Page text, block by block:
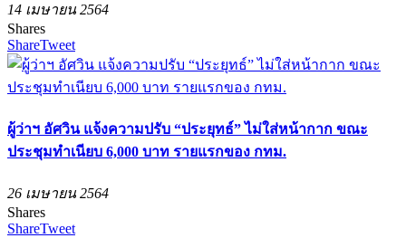
14 เมษายน 2564
Shares
ShareTweet
ผู้ว่าฯ อัศวิน แจ้งความปรับ “ประยุทธ์” ไม่ใส่หน้ากาก ขณะ
ประชุมทำเนียบ 6,000 บาท รายแรกของ กทม.
26 เมษายน 2564
Shares
ShareTweet